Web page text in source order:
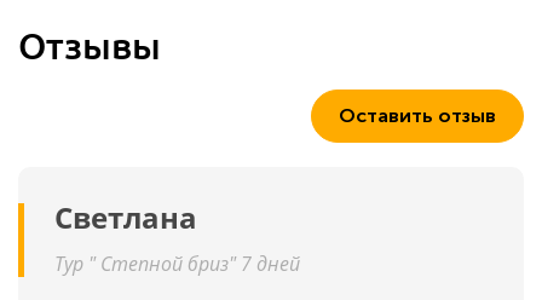
Отзывы
Оставить отзыв
Светлана
Тур " Степной бриз" 7 дней